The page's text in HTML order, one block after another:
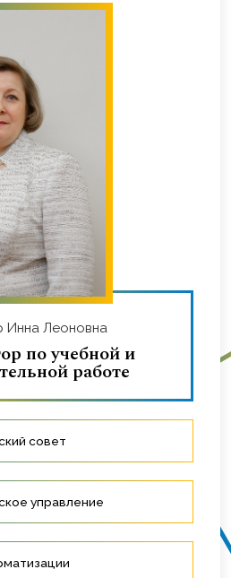
Инна Леоновна
по учебной и
работе
совет
управление